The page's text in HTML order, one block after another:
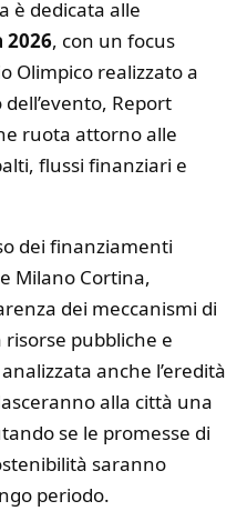
è dedicata alle
, con un focus
Olimpico realizzato a
dell’evento, Report
ruota attorno alle
flussi finanziari e
dei finanziamenti
Milano Cortina,
dei meccanismi di
pubbliche e
anche l’eredità
alla città una
se le promesse di
saranno
periodo.